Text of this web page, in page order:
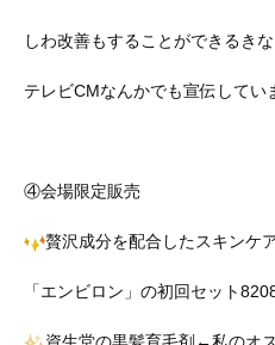
しわ改善もすることができるき
テレビCMなんかでも宣伝してい
④会場限定販売
贅沢成分を配合したスキンケ
「エンビロン」の初回セット